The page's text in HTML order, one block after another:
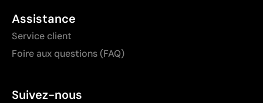
Assistance
Service client
Foire aux questions (FAQ)
Suivez-nous